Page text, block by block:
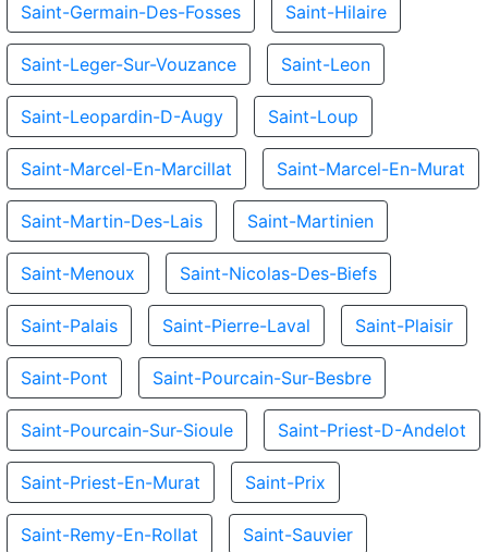
Saint-Germain-Des-Fosses Saint-Hilaire
Saint-Leger-Sur-Vouzance Saint-Leon
Saint-Leopardin-D-Augy Saint-Loup
Saint-Marcel-En-Marcillat Saint-Marcel-En-Murat
Saint-Martin-Des-Lais Saint-Martinien
Saint-Menoux Saint-Nicolas-Des-Biefs
Saint-Palais Saint-Pierre-Laval Saint-Plaisir
Saint-Pont Saint-Pourcain-Sur-Besbre
Saint-Pourcain-Sur-Sioule Saint-Priest-D-Andelot
Saint-Priest-En-Murat Saint-Prix
Saint-Remy-En-Rollat Saint-Sauvier